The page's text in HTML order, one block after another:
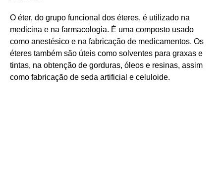
O éter, do grupo funcional dos éteres, é utilizado na
medicina e na farmacologia. É uma composto usado
como anestésico e na fabricação de medicamentos. Os
éteres também são úteis como solventes para graxas e
tintas, na obtenção de gorduras, óleos e resinas, assim
como fabricação de seda artificial e celuloide.